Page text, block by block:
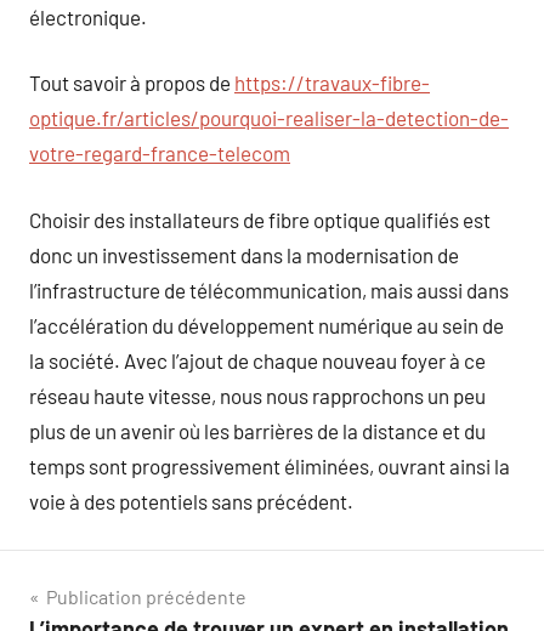
électronique.
Tout savoir à propos de https://travaux-fibre-
optique.fr/articles/pourquoi-realiser-la-detection-de-
votre-regard-france-telecom
Choisir des installateurs de fibre optique qualifiés est
donc un investissement dans la modernisation de
l’infrastructure de télécommunication, mais aussi dans
l’accélération du développement numérique au sein de
la société. Avec l’ajout de chaque nouveau foyer à ce
réseau haute vitesse, nous nous rapprochons un peu
plus de un avenir où les barrières de la distance et du
temps sont progressivement éliminées, ouvrant ainsi la
voie à des potentiels sans précédent.
Navigation
Publication précédente